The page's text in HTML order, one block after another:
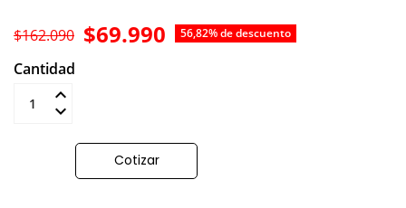
$69.990 56,82% de descuento
$162.090
Cantidad
Cotizar